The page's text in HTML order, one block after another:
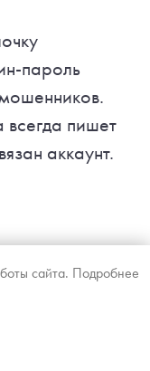
пароль
пишет
аккаунт.
инстаграм,
сайта. Подробнее